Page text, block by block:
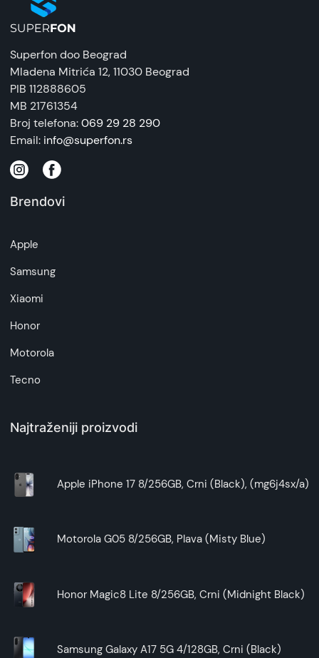
Superfon doo Beograd
Mladena Mitrića 12, 11030 Beograd
PIB 112888605
MB 21761354
Broj telefona:069 29 28 290
Email: info@superfon.rs
Brendovi
Apple
Samsung
Xiaomi
Honor
Motorola
Tecno
Najtraženiji proizvodi
Apple iPhone 17 8/256GB, Crni (Black), (mg6j4sx/a)
Motorola G05 8/256GB, Plava (Misty Blue)
Honor Magic8 Lite 8/256GB, Crni (Midnight Black)
Samsung Galaxy A17 5G 4/128GB, Crni (Black)